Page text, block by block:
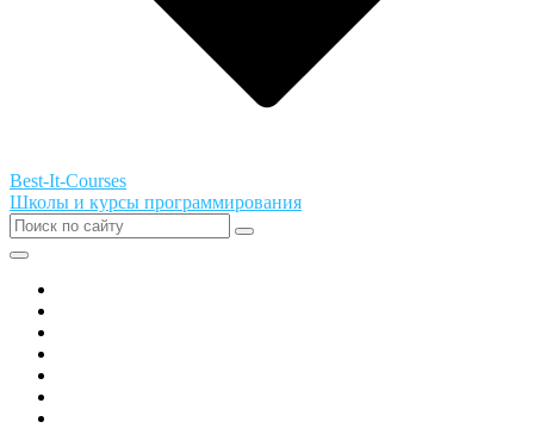
Best-It-Courses
Школы и курсы программирования